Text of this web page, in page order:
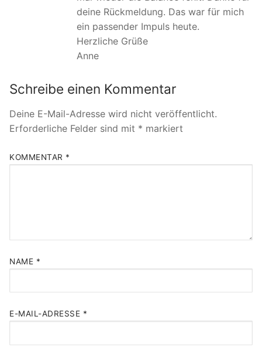
deine Rückmeldung. Das war für mich
ein passender Impuls heute.
Herzliche Grüße
Anne
Schreibe einen Kommentar
Deine E-Mail-Adresse wird nicht veröffentlicht.
Erforderliche Felder sind mit * markiert
KOMMENTAR *
NAME *
E-MAIL-ADRESSE *